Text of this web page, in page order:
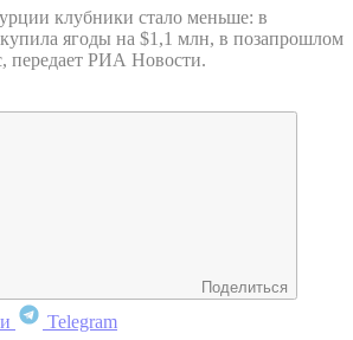
клубники стало меньше: в
ягоды на $1,1 млн, в позапрошлом
передает РИА Новости.
Поделиться
Telegram